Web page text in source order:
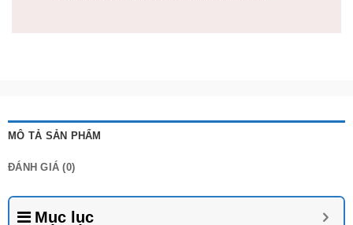
MÔ TẢ SẢN PHẨM
ĐÁNH GIÁ (0)
Mục lục